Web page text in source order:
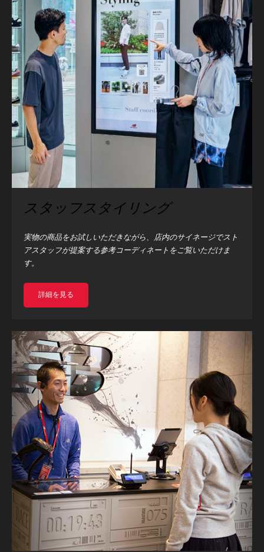
スタッフスタイリング
実物の商品をお試しいただきながら、店内のサイネージでスト
アスタッフが提案する参考コーディネートをご覧いただけま
す。
詳細を見る